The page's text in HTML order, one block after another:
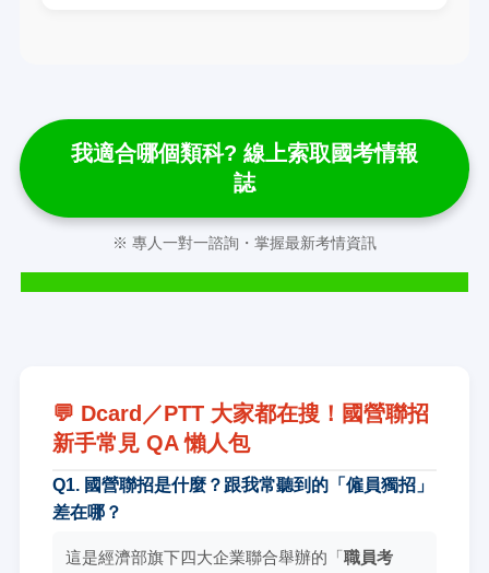
我適合哪個類科? 線上索取國考情報
誌
※ 專人一對一諮詢・掌握最新考情資訊
💬 Dcard／PTT 大家都在搜！國營聯招
新手常見 QA 懶人包
Q1. 國營聯招是什麼？跟我常聽到的「僱員獨招」
差在哪？
這是經濟部旗下四大企業聯合舉辦的「職員考